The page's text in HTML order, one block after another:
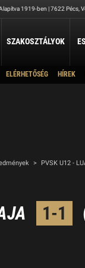
1919-ben | 7622 Pécs,
SZAKOSZTÁLYOK
KOSÁRLABDA
Futó Szakosztály
ELÉRHETŐSÉG HÍREK
> PVSK U12 -
1-1